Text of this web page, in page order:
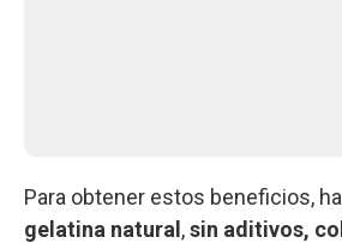
Para obtener estos beneficios,
gelatina natural ,sin aditivos,